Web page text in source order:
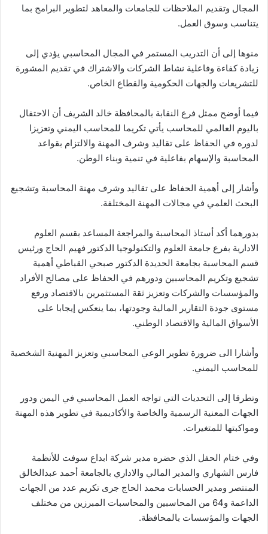
المجال وتقديم الملاحظات للجامعات والمعاهد لتطوير البرامج بما
يتناسب وسوق العمل.
منوها إلى أن التدريب المستمر في المجال المحاسبي يؤدي إلى
زيادة كفاءة وفاعلية نشاط الشركات والاشتراك في تقديم المشورة
للتشريعات والجهات الحكومية والقطاع الخاص.
فيما أوضح ممثل فرع النقابة بالمحافظة خالد الشريف أن الاحتفال
باليوم العالمي للمحاسب يأتي تكريما للمحاسب اليمني وتعزيزا
لدوره في الحفاظ على تقاليد وشرف المهنة والالتزام بقواعد
المحاسبة والإسهام بفاعلية في تنمية وبناء الوطن.
وأشار إلى أهمية الحفاظ على تقاليد وشرف مهنة المحاسبة وتشجيع
البحث العلمي في مجالات المهنة المختلفة.
بدورهما أكد أستاذ المحاسبة والمراجعة المساعد بقسم العلوم
الادارية بفرع جامعة العلوم والتكنولوجيا الدكتور فهيم الحاج ورئيس
قسم المحاسبة بجامعة الحديدة الدكتور صبحي القباطي أهمية
تشجيع وتكريم المحاسبين ودورهم في الحفاظ على مصالح الأفراد
والمؤسسات والشركات وتعزيز ثقة المستثمرين بالاقتصاد ورفع
مستوى جودة التقارير المالية وجودتها، بما ينعكس إيجابا على
الأسواق المالية والاقتصاد الوطني.
وأشارا الى ضرورة تطوير الوعي المحاسبي وتعزيز المهنية الشخصية
للمحاسب اليمني.
وتطرقا إلى التحديات التي تواجه العمل المحاسبي في اليمن ودور
الجهات المعنية الرسمية والخاصة والأكاديمية في تطوير هذه المهنة
ومواكبتها للمتغيرات.
وفي ختام الحفل الذي حضره مدير شركة ابداع سوفت للأنظمة
فارس الشهاري والمدير المالي والاداري بالجامعة أحمد عبدالخالق
المنتصر ومدير الحسابات محمد الحاج جرى تكريم عدد من الجهات
الداعمة و64 من المحاسبين والمحاسبات المبرزين من مختلف
الجهات والمؤسسات بالمحافظة.